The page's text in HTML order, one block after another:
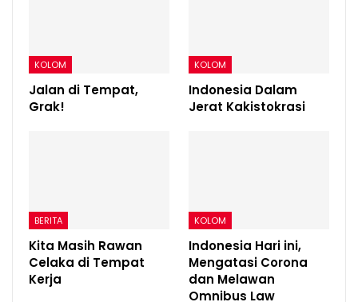
KOLOM
Jalan di Tempat,
Grak!
KOLOM
Indonesia Dalam
Jerat Kakistokrasi
BERITA
Kita Masih Rawan
Celaka di Tempat
Kerja
KOLOM
Indonesia Hari ini,
Mengatasi Corona
dan Melawan
Omnibus Law